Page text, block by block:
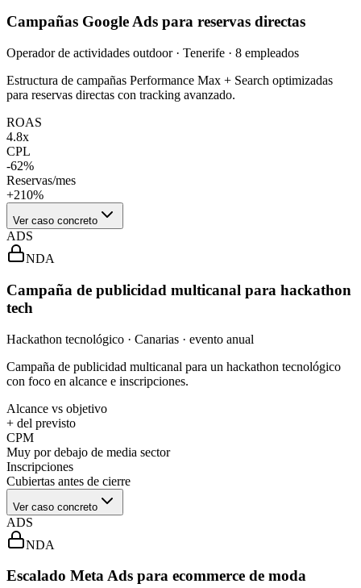
Campañas Google Ads para reservas directas
Operador de actividades outdoor · Tenerife · 8 empleados
Estructura de campañas Performance Max + Search optimizadas
para reservas directas con tracking avanzado.
ROAS
4.8x
CPL
-62%
Reservas/mes
+210%
Ver caso concreto
ADS
NDA
Campaña de publicidad multicanal para hackathon
tech
Hackathon tecnológico · Canarias · evento anual
Campaña de publicidad multicanal para un hackathon tecnológico
con foco en alcance e inscripciones.
Alcance vs objetivo
+ del previsto
CPM
Muy por debajo de media sector
Inscripciones
Cubiertas antes de cierre
Ver caso concreto
ADS
NDA
Escalado Meta Ads para ecommerce de moda